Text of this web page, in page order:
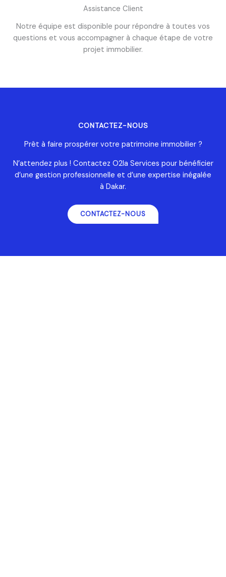
Assistance Client
Notre équipe est disponible pour répondre à toutes vos
questions et vous accompagner à chaque étape de votre
projet immobilier.
CONTACTEZ-NOUS
Prêt à faire prospérer votre patrimoine immobilier ?
N’attendez plus ! Contactez O2la Services pour bénéficier
d’une gestion professionnelle et d’une expertise inégalée
à Dakar.
CONTACTEZ-NOUS